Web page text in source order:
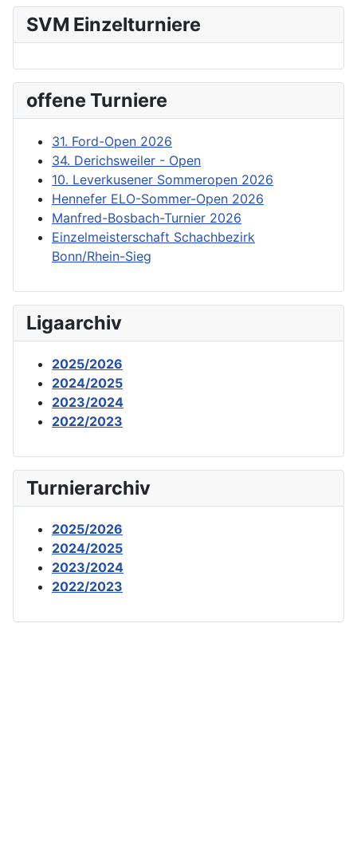
SVM Einzelturniere
offene Turniere
31. Ford-Open 2026
34. Derichsweiler - Open
10. Leverkusener Sommeropen 2026
Hennefer ELO-Sommer-Open 2026
Manfred-Bosbach-Turnier 2026
Einzelmeisterschaft Schachbezirk
Bonn/Rhein-Sieg
Ligaarchiv
2025/2026
2024/2025
2023/2024
2022/2023
Turnierarchiv
2025/2026
2024/2025
2023/2024
2022/2023